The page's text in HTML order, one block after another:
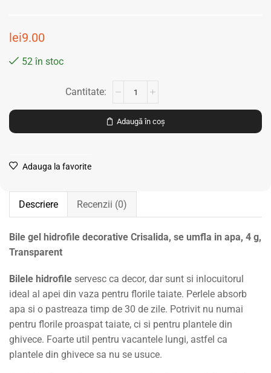
lei9.00
52 în stoc
Adaugă în coș
Adauga la favorite
Descriere Recenzii (0)
Bile gel hidrofile decorative Crisalida, se umfla in apa, 4 g,
Transparent
Bilele hidrofile servesc ca decor, dar sunt si inlocuitorul
ideal al apei din vaza pentru florile taiate. Perlele absorb
apa si o pastreaza timp de 30 de zile. Potrivit nu numai
pentru florile proaspat taiate, ci si pentru plantele din
ghivece. Foarte util pentru vacantele lungi, astfel ca
plantele din ghivece sa nu se usuce.